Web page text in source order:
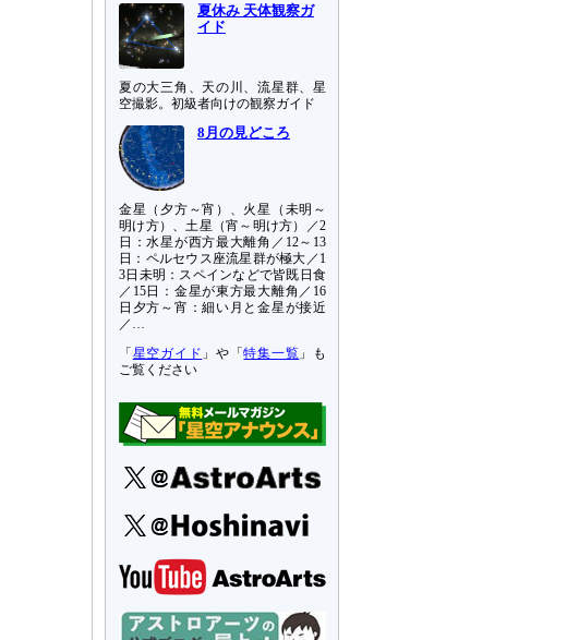
夏休み 天体観察ガ
イド
夏の大三角、天の川、流星群、星
空撮影。初級者向けの観察ガイド
8月の見どころ
金星（夕方～宵）、火星（未明～
明け方）、土星（宵～明け方）／2
日：水星が西方最大離角／12～13
日：ペルセウス座流星群が極大／1
3日未明：スペインなどで皆既日食
／15日：金星が東方最大離角／16
日夕方～宵：細い月と金星が接近
／…
「 星空ガイド 」や「特集一覧 」も
ご覧ください